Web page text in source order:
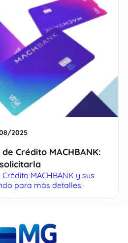
2025
Crédito MACHBANK:
MACHBANK y sus
para más detalles!